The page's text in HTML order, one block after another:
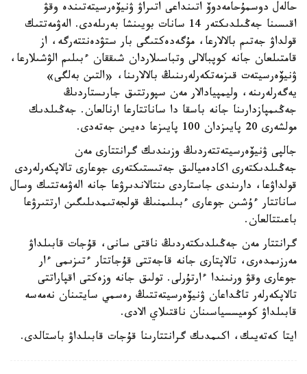
حالەل دوسمۇحامەدوۆ اتىنداعى اتىراۋ ۋنيۆەرسيتەتىندە وقۋ
اقىسىنا جەڭىلدىكتەر 14 سانات بويىنشا بەرىلەدى. الەۋمەتتىك
قولداۋ جەتىم بالالارعا، مۇگەدەكتىگى بار ستۋدەنتتەرگە، از
قامتىلعان جانە كوپبالالى وتباسىلاردان شىققان ءبىلىم الۋشىلارعا،
ۋنيۆەرسيتەت قىزمەتكەرلەرىنىڭ بالالارىنا، «التىن بەلگى»
يەگەرلەرىنە، وليمپيادالار مەن سپورتتىق جارىستاردىڭ
جەڭىمپازدارىنا جانە باسقا دا ساناتتارعا ارنالعان. جەڭىلدىك
مولشەرى 20 پايىزدان 100 پايىزعا دەيىن جەتەدى.
جالپى ۋنيۆەرسيتەتتەردىڭ وزىندىك گرانتتارى مەن
جەڭىلدىكتەرى اكادەميالىق جەتىستىكتەرى جوعارى تالاپكەرلەردى
قولداۋعا، دارىندى جاستاردى ىنتالاندىرۋعا جانە الەۋمەتتىك وسال
ساناتتار ءۇشىن جوعارى ءبىلىمنىڭ قولجەتىمدىلىگىن ارتتىرۋعا
باعىتتالعان.
گرانتتار مەن جەڭىلدىكتەردىڭ ناقتى سانى، قۇجات قابىلداۋ
مەرزىمدەرى، تالاپتارى جانە قاجەتتى قۇجاتتار ءتىزىمى ءار
جوعارى وقۋ ورنىندا ءارتۇرلى. تولىق جانە وزەكتى اقپاراتتى
تالاپكەرلەر تاڭداعان ۋنيۆەرسيتەتتىڭ رەسمي سايتىنان نەمەسە
قابىلداۋ كوميسسياسىنان ناقتىلاي الادى.
ايتا كەتەيىك، اكىمدىك گرانتتارىنا قۇجات قابىلداۋ باستالدى.